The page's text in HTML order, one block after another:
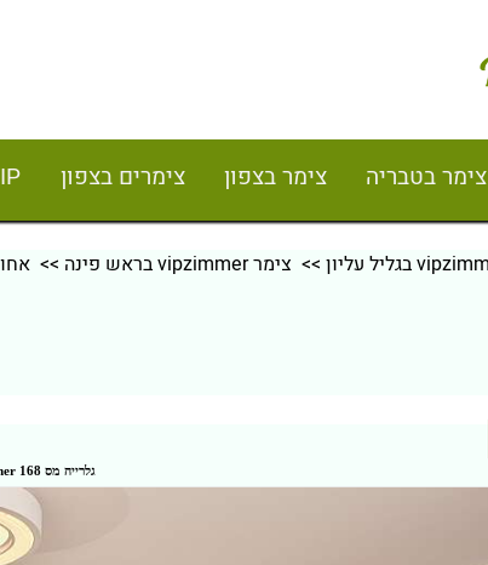
צימר בטבריה צימר בצפון צימרים בצפון
>> צימר vipzimmer בראש פינה >>